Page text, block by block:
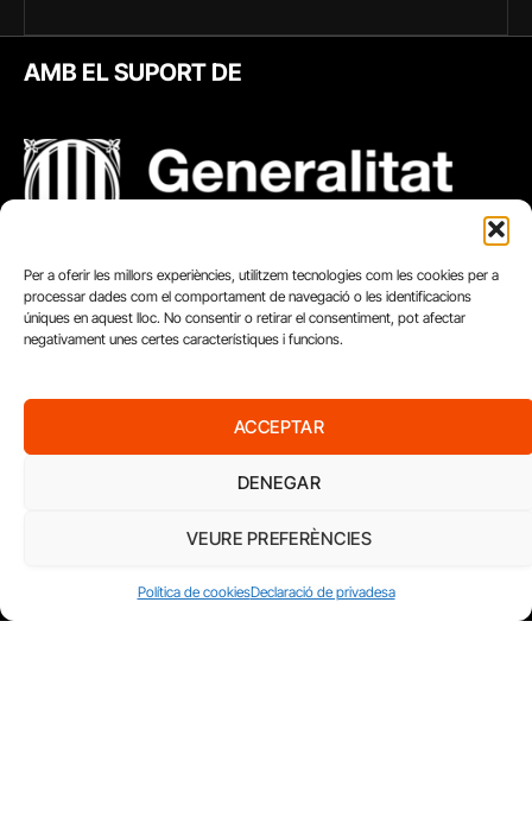
Per a oferir les millors experiències, utilitzem tecnologies com les cookies per a
processar dades com el comportament de navegació o les identificacions
úniques en aquest lloc. No consentir o retirar el consentiment, pot afectar
negativament unes certes característiques i funcions.
ACCEPTAR
DENEGAR
VEURE PREFERÈNCIES
Política de cookiesDeclaració de privadesa
AMB EL SUPORT DE